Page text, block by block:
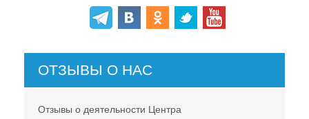
ОТЗЫВЫ О НАС
Отзывы о деятельности Центра